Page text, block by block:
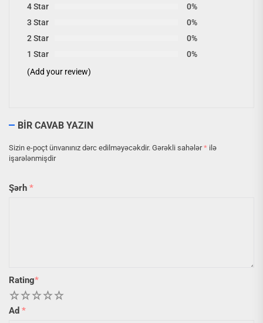
4 Star
0%
3 Star
0%
2 Star
0%
1 Star
0%
(Add your review)
BIR CAVAB YAZIN
Sizin e-poçt ünvanınız dərc edilməyəcəkdir. Gərəkli sahələr* ilə
işarələnmişdir
Şərh *
Rating*
5
4
3
2
Ad *